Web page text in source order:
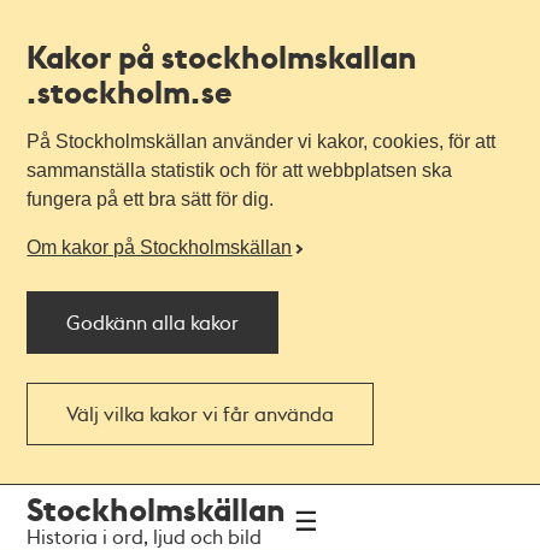
Kakor på stockholmskallan
.stockholm.se
På Stockholmskällan använder vi kakor, cookies, för att
sammanställa statistik och för att webbplatsen ska
fungera på ett bra sätt för dig.
Om kakor på Stockholmskällan
Godkänn alla kakor
Välj vilka kakor vi får använda
navigationen
huvudinnehållet
Stockholmskällan
Historia i ord, ljud och bild